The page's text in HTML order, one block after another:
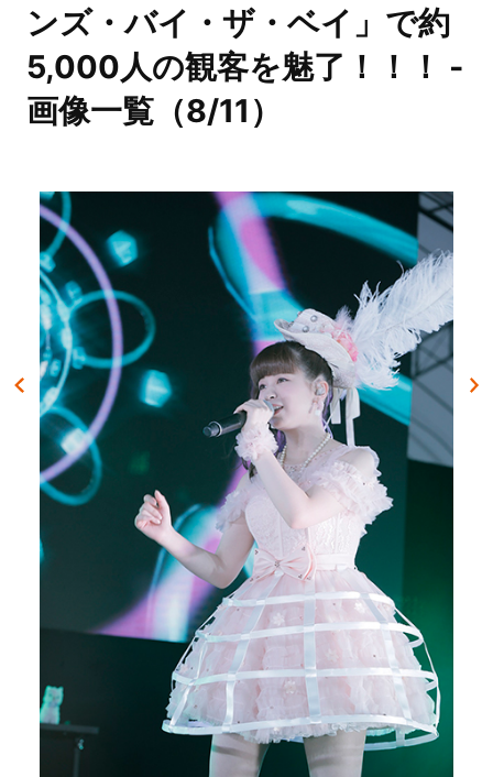
ンズ・バイ・ザ・ベイ」で約
5,000人の観客を魅了！！！ -
画像一覧（8/11）